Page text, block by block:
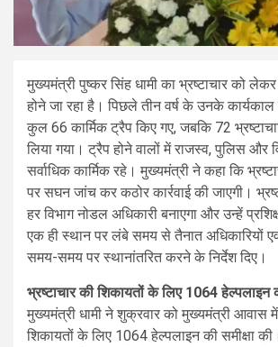
मुख्यमंत्री पुष्कर सिंह धामी का भ्रष्टाचार को
होने जा रहा है। पिछले तीन वर्ष के उनके
कुल 66 कार्मिक ट्रैप किए गए, जबकि 72
लिया गया। ट्रैप होने वालों में राजस्व, पुलिस और
सर्वाधिक कार्मिक रहे। मुख्यमंत्री ने कहा कि
पर सघन जांच कर कठोर कार्रवाई की जाएगी।
हर विभाग नोडल अधिकारी बनाएगा और उन्हें
एक ही स्थान पर लंबे समय से तैनात अधिकारियों एवं
समय-समय पर स्थानांतरित करने के निर्देश दिए।
भ्रष्टाचार की शिकायतों के लिए 1064 हेल्पलाइन
मुख्यमंत्री धामी ने शुक्रवार को मुख्यमंत्री आवास में
शिकायतों के लिए 1064 हेल्पलाइन की समीक्षा